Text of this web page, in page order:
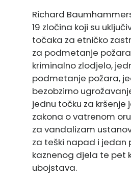
Richard
19 zločina koji su
točaka za etničko
za podmetanje
kriminalno zlodjelo,
podmetanje požara,
bezobzirno
jednu točku za kršenje
zakona o vatrenom
za vandalizam
za teški napad i jedan
kaznenog djela te pet
ubojstava.